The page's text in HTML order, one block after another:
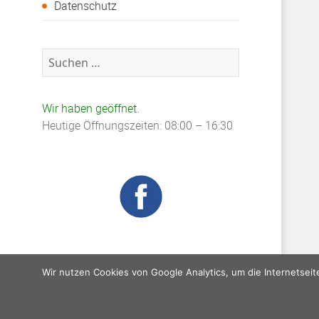
Datenschutz
Suchen
nach:
Wir haben geöffnet.
Heutige Öffnungszeiten: 08:00 – 16:30
Wir nutzen Cookies von Google Analytics, um die